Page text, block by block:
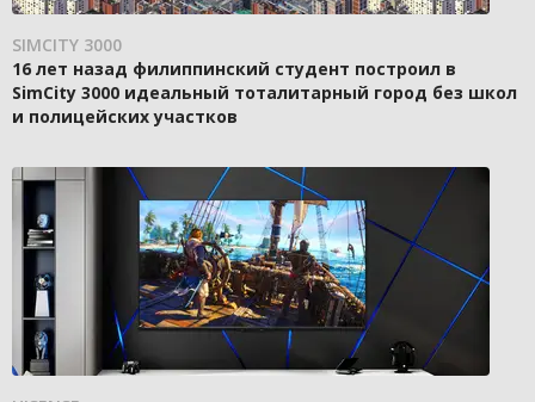
SIMCITY 3000
16 лет назад филиппинский студент построил в
SimCity 3000 идеальный тоталитарный город без школ
и полицейских участков